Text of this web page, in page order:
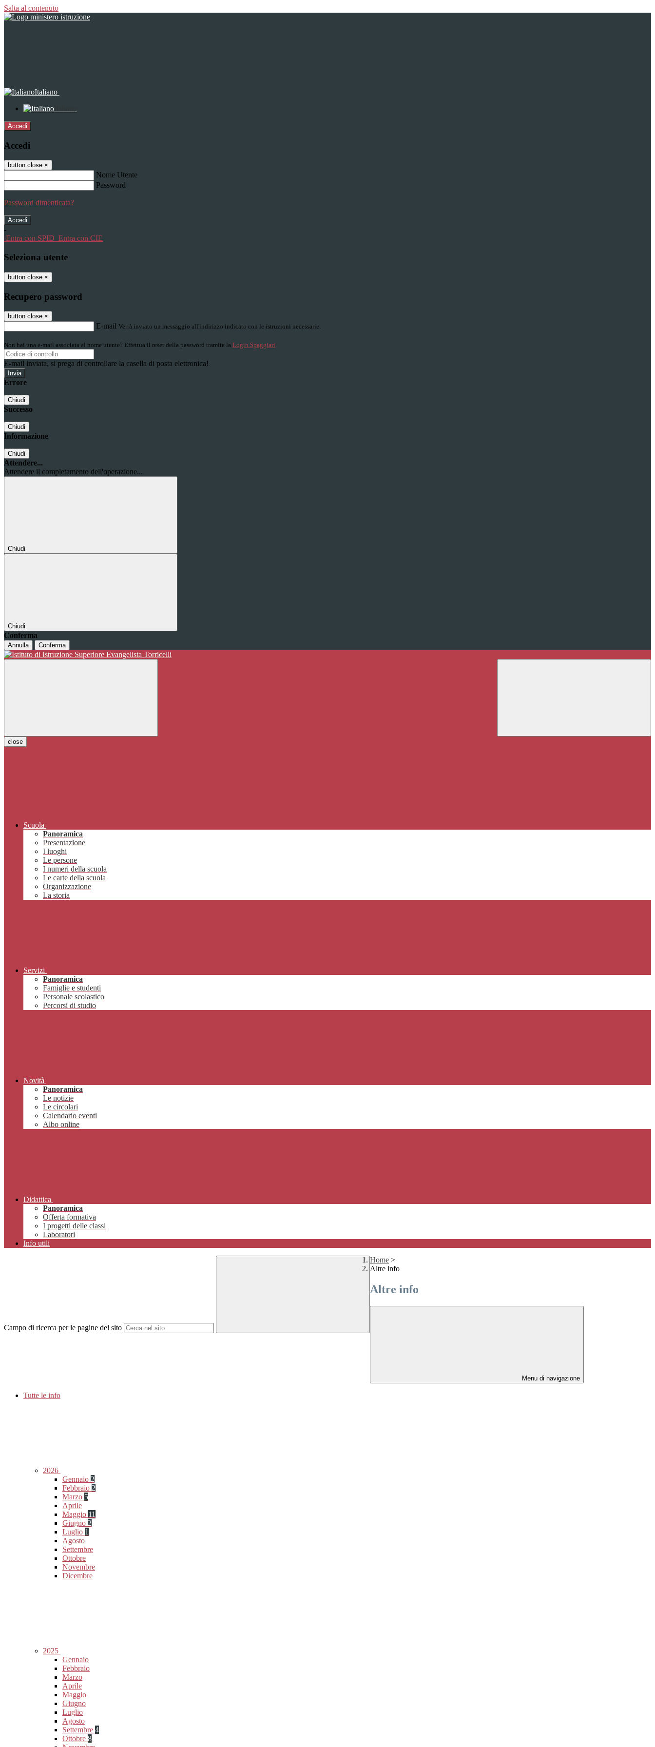
Salta al contenuto
Italiano
Accedi
Accedi
button close ×
Nome Utente
Password
Password dimenticata?
-
Entra con SPID Entra con CIE
Seleziona utente
button close ×
Recupero password
button close ×
E-mail Verrà inviato un messaggio all'indirizzo indicato con le istruzioni necessarie.
Non hai una e-mail associata al nome utente? Effettua il reset della password tramite la Login Spaggiari
E-mail inviata, si prega di controllare la casella di posta elettronica!
Errore
Chiudi
Successo
Chiudi
Informazione
Chiudi
Attendere...
Attendere il completamento dell'operazione...
Chiudi
Chiudi
Conferma
Annulla Conferma
close
Scuola
Panoramica
Presentazione
I luoghi
Le persone
I numeri della scuola
Le carte della scuola
Organizzazione
La storia
Servizi
Panoramica
Famiglie e studenti
Personale scolastico
Percorsi di studio
Novità
Panoramica
Le notizie
Le circolari
Calendario eventi
Albo online
Didattica
Panoramica
Offerta formativa
I progetti delle classi
Laboratori
Info utili
Campo di ricerca per le pagine del sito
Home >
Altre info
Altre info
Menu di navigazione
Tutte le info
2026
Gennaio 2
Febbraio 2
Marzo 5
Aprile
Maggio 11
Giugno 2
Luglio 1
Agosto
Settembre
Ottobre
Novembre
Dicembre
2025
Gennaio
Febbraio
Marzo
Aprile
Maggio
Giugno
Luglio
Agosto
Settembre 4
Ottobre 8